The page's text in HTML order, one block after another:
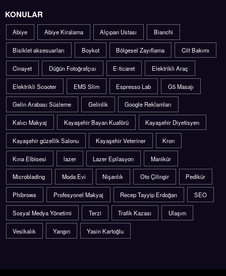
KONULAR
Abiye Abiye Kiralama Alçıpan Ustası Bianchi
Bisiklet aksesuarları Boykot Bölgesel Zayıflama Cilt Bakımı
Cinayet Düğün Fotoğrafçısı E-ticaret Elektrikli Araç
Elektrikli Scooter EMS Slim Espresso Lab G5 Masajı
Gelin Arabası Süsleme Gelinlik Google Reklamları
Kalıcı Makyaj Kayaşehir Bayan Kuaförü Kayaşehir Diyetisyen
Kayaşehir güzellik Salonu Kayaşehir Veteriner Kron
Kına Elbisesi lazer Lazer Epilasyon Manikür
Microblading Moda Evi Nişanlık Oto Çilingir Pedikür
Phibrows Profesyonel Makyaj Recep Tayyip Erdoğan SEO
Sosyal Medya Yönetimi Terzi Trafik Kazası Ulaşım
Vesikalık Yangın Yasin Kartoğlu